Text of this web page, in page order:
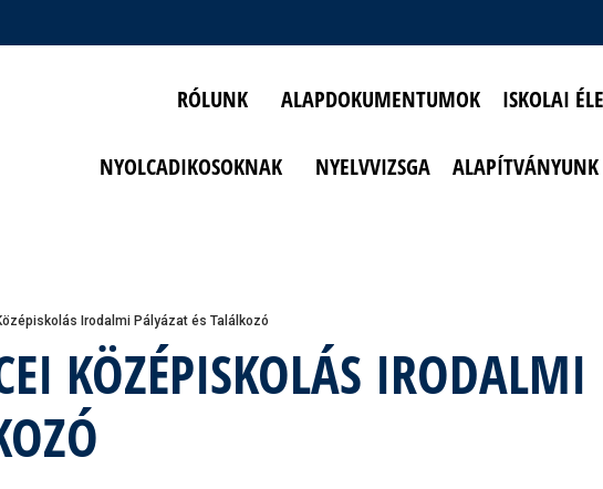
RÓLUNK ALAPDOKUMENTUMOK ISKOLAI
NYOLCADIKOSOKNAK NYELVVIZSGA ALAPÍTVÁNYUNK
Irodalmi Pályázat és Találkozó
KÖZÉPISKOLÁS IRODALMI